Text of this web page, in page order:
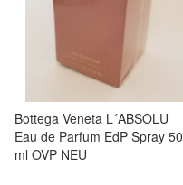
Bottega Veneta L´ABSOLU
Eau de Parfum EdP Spray 50
ml OVP NEU